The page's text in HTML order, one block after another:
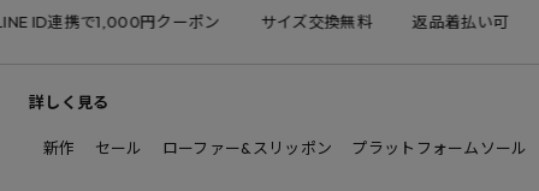
ID連携で1,000円クーポン サイズ交換無料 返品着払い可
詳しく見る
新作 セール ローファー&スリッポン プラットフォームソール